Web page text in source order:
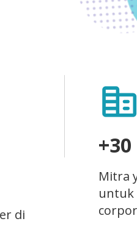
di
Mitra
untuk